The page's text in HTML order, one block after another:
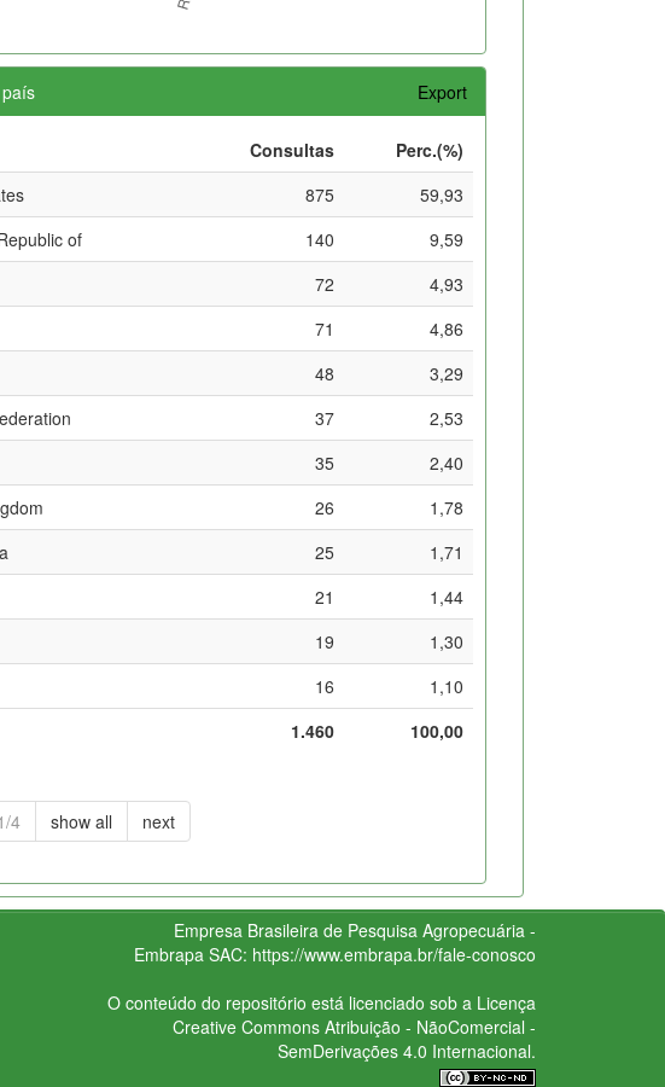
Export
Consultas
Perc.(%)
875
59,93
of
140
9,59
72
4,93
71
4,86
48
3,29
37
2,53
35
2,40
26
1,78
25
1,71
21
1,44
19
1,30
16
1,10
1.460
100,00
4 show all next
Empresa Brasileira de Pesquisa Agropecuária -
Embrapa SAC: https://www.embrapa.br/fale-conosco
O conteúdo do repositório está licenciado sob a Licença
Creative CommonsAtribuição - NãoComercial -
SemDerivações 4.0 Internacional.